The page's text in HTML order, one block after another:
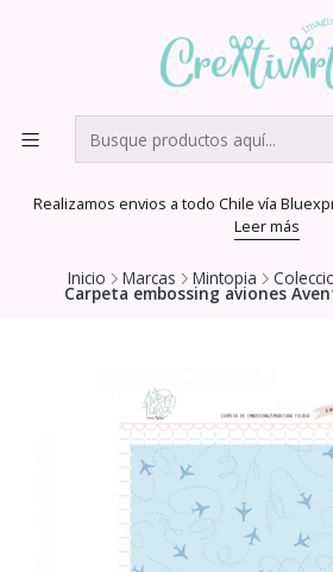
Realizamos envios a todo Chile vía
Leer más
Inicio Marcas Mintopia
Carpeta embossing aviones